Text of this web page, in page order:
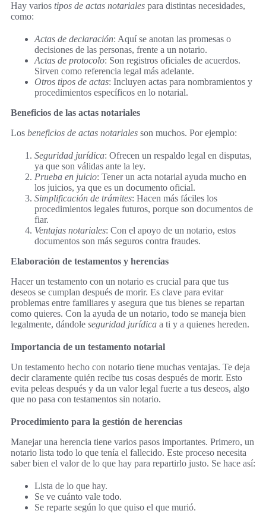
Hay varios tipos de actas notariales para distintas necesidades,
como:
Actas de declaración: Aquí se anotan las promesas o
decisiones de las personas, frente a un notario.
Actas de protocolo: Son registros oficiales de acuerdos.
Sirven como referencia legal más adelante.
Otros tipos de actas: Incluyen actas para nombramientos y
procedimientos específicos en lo notarial.
Beneficios de las actas notariales
Los beneficios de actas notariales son muchos. Por ejemplo:
Seguridad jurídica: Ofrecen un respaldo legal en disputas,
ya que son válidas ante la ley.
Prueba en juicio: Tener un acta notarial ayuda mucho en
los juicios, ya que es un documento oficial.
Simplificación de trámites: Hacen más fáciles los
procedimientos legales futuros, porque son documentos de
fiar.
Ventajas notariales: Con el apoyo de un notario, estos
documentos son más seguros contra fraudes.
Elaboración de testamentos y herencias
Hacer un testamento con un notario es crucial para que tus
deseos se cumplan después de morir. Es clave para evitar
problemas entre familiares y asegura que tus bienes se repartan
como quieres. Con la ayuda de un notario, todo se maneja bien
legalmente, dándole seguridad jurídica a ti y a quienes hereden.
Importancia de un testamento notarial
Un testamento hecho con notario tiene muchas ventajas. Te deja
decir claramente quién recibe tus cosas después de morir. Esto
evita peleas después y da un valor legal fuerte a tus deseos, algo
que no pasa con testamentos sin notario.
Procedimiento para la gestión de herencias
Manejar una herencia tiene varios pasos importantes. Primero, un
notario lista todo lo que tenía el fallecido. Este proceso necesita
saber bien el valor de lo que hay para repartirlo justo. Se hace así:
Lista de lo que hay.
Se ve cuánto vale todo.
Se reparte según lo que quiso el que murió.